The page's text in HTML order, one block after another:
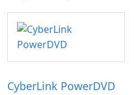
CyberLink PowerDVD